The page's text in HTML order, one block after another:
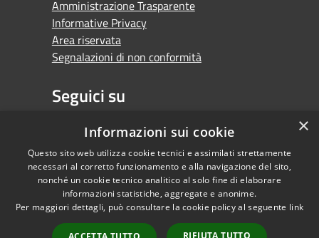
Amministrazione Trasparente
Informative Privacy
Area riservata
Segnalazioni di non conformità
Seguici su
FacebookYoutubeWhatsapp
RSS
Accessibilità
Privacy
Copyright © 2026 •
Comune di Orbassano •
Powered by
×
Informazioni sui cookie
Questo sito web utilizza cookie tecnici e assimilati strettamente
necessari al corretto funzionamento e alla navigazione del sito,
nonché un cookie tecnico analitico al solo fine di elaborare
informazioni statistiche, aggregate e anonime.
Per maggiori dettagli, può consultare la cookie policy al seguente link
RIFIUTA TUTTO